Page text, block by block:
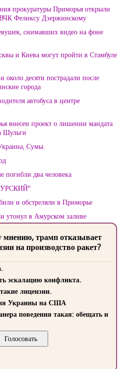
прокуратуры Приморья открыли
Феликсу Дзержинскому
снимавших видео на фоне
и Киева могут пройти в Стамбуле
около десяти пострадали после
города
автобуса в центре
внесен проект о лишении мандата
Шульги
Сумы.
погибли два человека
и обстреляли в Приморье
утонул в Амурском заливе
трамп отказывает
на производство ракет?
эскалацию конфликта.
лицензии.
Украины на США
поведения такая: обещать и